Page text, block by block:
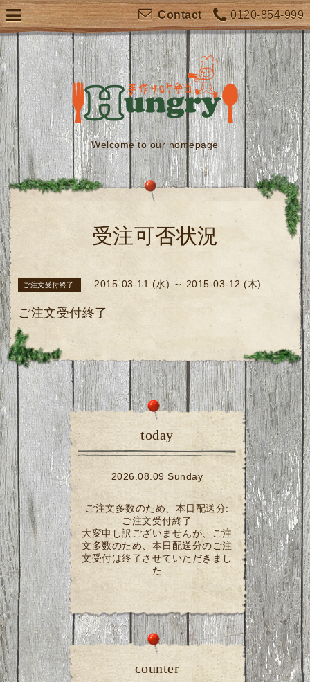
0120-854-999
Contact
Welcome to our homepage
受注可否状況
ご注文受付終了 2015-03-11 (水) ～ 2015-03-12 (木)
ご注文受付終了
today
2026.08.09 Sunday
ご注文多数のため、本日配送分:
ご注文受付終了
大変申し訳ございませんが、ご注
文多数のため、本日配送分のご注
文受付は終了させていただきまし
た
counter